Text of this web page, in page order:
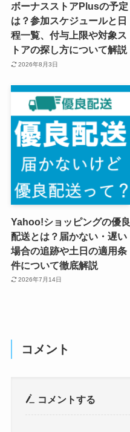
ボーナスストアPlusの予定
は？参加スケジュールと日
程一覧、付与上限や対象ス
トアの探し方について解説
2026年8月3日
Yahoo!ショッピングの優良
配送とは？届かない・遅い
場合の追跡や土日の適用条
件について徹底解説
2026年7月14日
コメント
コメントする